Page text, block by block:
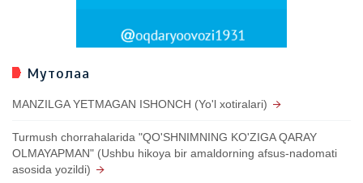
Мутолаа
MANZILGA YETMAGAN ISHONCH (Yo'l xotiralari)
Turmush chorrahalarida "QO'SHNIMNING KO'ZIGA QARAY
OLMAYAPMAN" (Ushbu hikoya bir amaldorning afsus-nadomati
asosida yozildi)